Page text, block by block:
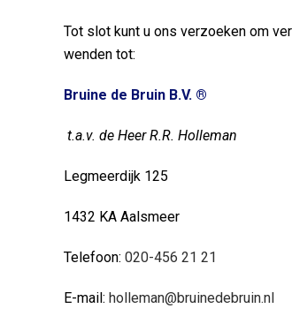
Tot slot kunt u ons verzoeken om
wenden tot:
Bruine de Bruin B.V. ®
t.a.v. de Heer R.R. Holleman
Legmeerdijk 125
1432 KA Aalsmeer
Telefoon: 020-456 21 21
E-mail: holleman@bruinedebruin.nl